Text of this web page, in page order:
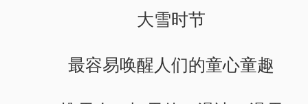
大雪时节
最容易唤醒人们的童心童趣